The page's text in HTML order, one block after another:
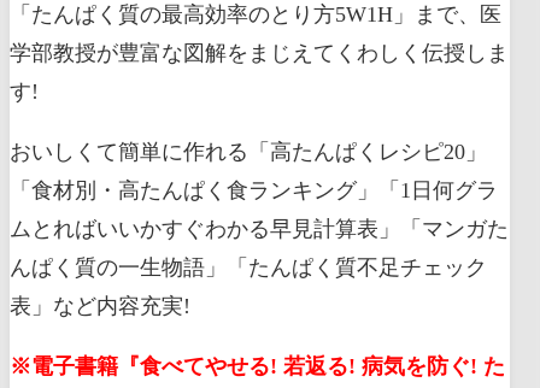
「たんぱく質の最高効率のとり方5W1H」まで、医
学部教授が豊富な図解をまじえてくわしく伝授しま
す!
おいしくて簡単に作れる「高たんぱくレシピ20」
「食材別・高たんぱく食ランキング」「1日何グラ
ムとればいいかすぐわかる早見計算表」「マンガた
んぱく質の一生物語」「たんぱく質不足チェック
表」など内容充実!
※電子書籍『食べてやせる! 若返る! 病気を防ぐ! た